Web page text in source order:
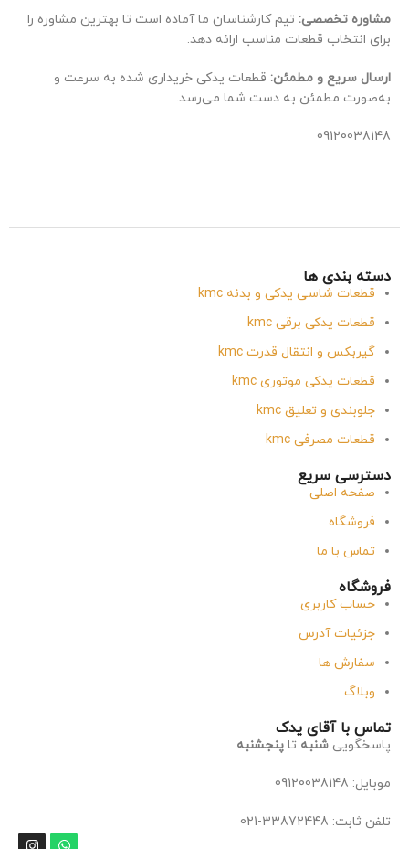
مشاوره تخصصی: تیم کارشناسان ما آماده است تا بهترین مشاوره را
برای انتخاب قطعات مناسب ارائه دهد.
ارسال سریع و مطمئن: قطعات یدکی خریداری شده به سرعت و
به‌صورت مطمئن به دست شما می‌رسد.
09120038148
دسته بندی ها
قطعات شاسی یدکی و بدنه kmc
قطعات یدکی برقی kmc
گیربکس و انتقال قدرت kmc
قطعات یدکی موتوری kmc
جلوبندی و تعلیق kmc
قطعات مصرفی kmc
دسترسی سریع
صفحه اصلی
فروشگاه
تماس با ما
فروشگاه
حساب کاربری
جزئیات آدرس
سفارش ها
وبلاگ
تماس با آقای یدک
پاسخگویی شنبه تا پنجشنبه
موبایل: 09120038148
تلفن ثابت: 33872448-021